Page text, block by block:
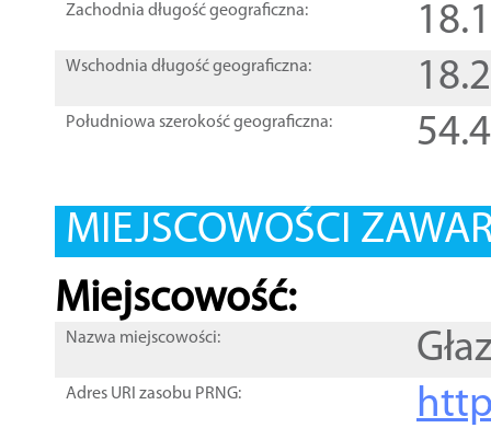
Zachodnia długość geograficzna:
Wschodnia długość geograficzna:
Południowa szerokość geograficzna:
MIEJSCOWOŚCI
Miejscowość:
Nazwa miejscowości:
Adres URI zasobu PRNG: